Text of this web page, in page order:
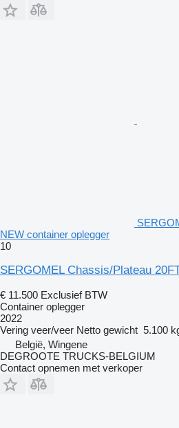
NEW container oplegger
10
SERGOMEL Chassis/Plateau
€ 11.500 Exclusief BTW
Container oplegger
2022
Vering veer/veer Netto gewicht 5.100
België, Wingene
DEGROOTE TRUCKS-BELGIUM
Contact opnemen met verkoper